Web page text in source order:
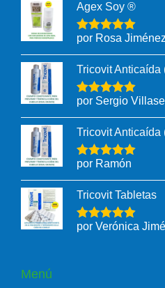
Agex Soy ®
por Rosa Jiménez
Tricovit
por Sergio
Tricovit
por Ramón
Tricovit Tabletas
por Verónica
Menú